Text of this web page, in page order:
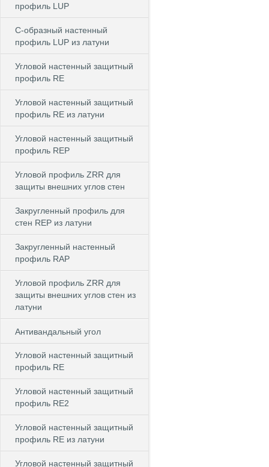
профиль LUP
С-образный настенный
профиль LUP из латуни
Угловой настенный защитный
профиль RE
Угловой настенный защитный
профиль RE из латуни
Угловой настенный защитный
профиль REP
Угловой профиль ZRR для
защиты внешних углов стен
Закругленный профиль для
стен REP из латуни
Закругленный настенный
профиль RAP
Угловой профиль ZRR для
защиты внешних углов стен из
латуни
Антивандальный угол
Угловой настенный защитный
профиль RE
Угловой настенный защитный
профиль RE2
Угловой настенный защитный
профиль RE из латуни
Угловой настенный защитный